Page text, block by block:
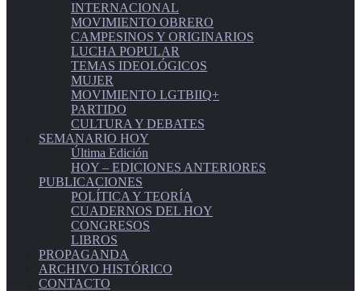
INTERNACIONAL
MOVIMIENTO OBRERO
CAMPESINOS Y ORIGINARIOS
LUCHA POPULAR
TEMAS IDEOLÓGICOS
MUJER
MOVIMIENTO LGTBIIQ+
PARTIDO
CULTURA Y DEBATES
SEMANARIO HOY
Última Edición
HOY – EDICIONES ANTERIORES
PUBLICACIONES
POLÍTICA Y TEORÍA
CUADERNOS DEL HOY
CONGRESOS
LIBROS
PROPAGANDA
ARCHIVO HISTÓRICO
CONTACTO